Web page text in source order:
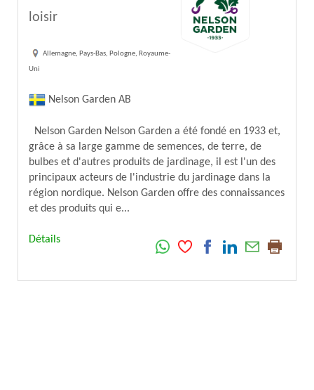
loisir
Allemagne, Pays-Bas, Pologne, Royaume-
Uni
Nelson Garden AB
Nelson Garden Nelson Garden a été fondé en 1933 et,
grâce à sa large gamme de semences, de terre, de
bulbes et d'autres produits de jardinage, il est l'un des
principaux acteurs de l'industrie du jardinage dans la
région nordique. Nelson Garden offre des connaissances
et des produits qui e...
Détails